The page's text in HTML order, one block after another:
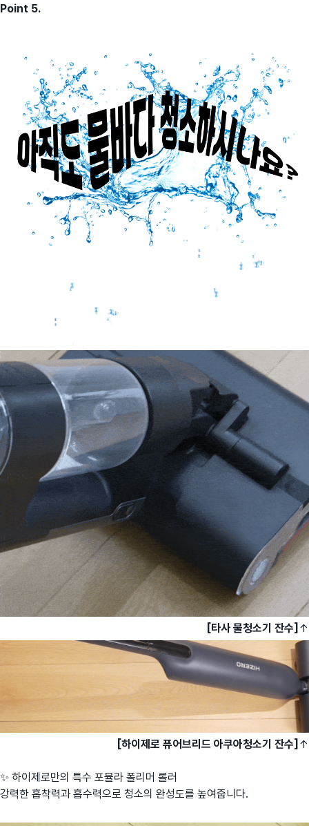
Point 5.
[타사 물청소기 잔수] ↑
[하이제로 퓨어브리드 아쿠아청소기 잔수] ↑
✨ 하이제로만의 특수 포뮬라 폴리머 롤러
강력한 흡착력과 흡수력으로 청소의 완성도를 높여줍니다.